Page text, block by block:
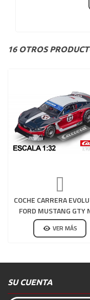
16 OTROS
COCHE CARRERA
FORD MUSTANG GTY
VER MÁS
SU CUENTA